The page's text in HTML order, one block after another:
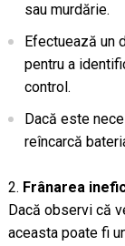
sau murdărie.
Efectuează un
pentru a
control.
Dacă este
reîncarcă
Frânarea
Dacă observi că
aceasta poate fi